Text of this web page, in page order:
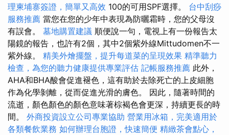
理柬埔寨簽證，簡單又高效 100的可用SPF選擇。 台中刮痧
服務推薦 當您在您的少年中表現為防曬霜時，您的父母沒
有誤會。 墓地購置建議 順便說一句，電視上有一份報告太
陽鏡的報告，也許有2個，其中2個紫外線Mittudomen不一
紫外線。 精美外燴擺盤，提升每道菜的呈現效果 精準聽力
檢查，為您的聽力健康提供專業評估 記帳服務推薦 此外，
AHA和BHA酸會促進褪色，這有助於去除死亡的上皮細胞
作為化學剝離，從而促進光滑的膚色。 因此，隨著時間的
流逝，顏色顏色的顏色意味著棕褐色會更深，持續更長的時
間。 外商投資設立公司專業協助 營業用冰箱，完美適用於
各類餐飲業務 如何辦理台胞證，快速簡便 精緻茶會點心，